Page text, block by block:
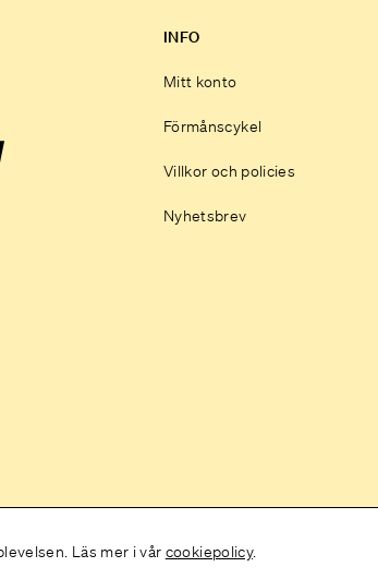
Läs mer i vår cookiepolicy.
INFO
Mitt konto
Förmånscykel
Villkor och policies
Nyhetsbrev